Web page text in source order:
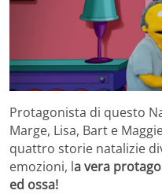
Protagonista di questo
Marge, Lisa, Bart e
quattro storie natalizie
emozioni, la vera
ed ossa!